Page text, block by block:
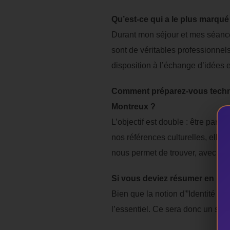
Qu’est-ce qui a le plus
Durant mon séjour et mes
sont de véritables
disposition à l’échange
Comment préparez-vous
Montreux ?
L’objectif est double : être
nos références culturelles, elle
nous permet de trouver, avec
Si vous deviez résumer en
Bien que la notion d'”Identité
l’essentiel. Ce sera donc un